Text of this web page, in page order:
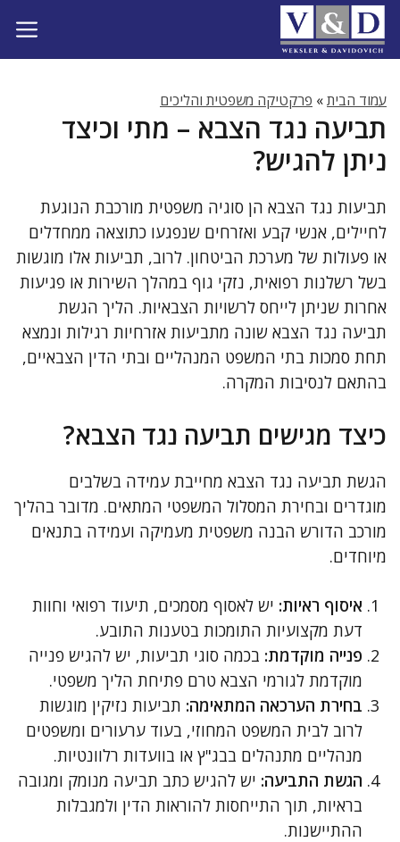
לדלג
לתוכן
עמוד הבית» פרקטיקה משפטית והליכים
תביעה נגד הצבא – מתי וכיצד
ניתן להגיש?
תביעות נגד הצבא הן סוגיה משפטית מורכבת הנוגעת
לחיילים, אנשי קבע ואזרחים שנפגעו כתוצאה ממחדלים
או פעולות של מערכת הביטחון. לרוב, תביעות אלו מוגשות
בשל רשלנות רפואית, נזקי גוף במהלך השירות או פגיעות
אחרות שניתן לייחס לרשויות הצבאיות. הליך הגשת
תביעה נגד הצבא שונה מתביעות אזרחיות רגילות ונמצא
תחת סמכות בתי המשפט המנהליים ובתי הדין הצבאיים,
בהתאם לנסיבות המקרה.
כיצד מגישים תביעה נגד הצבא?
הגשת תביעה נגד הצבא מחייבת עמידה בשלבים
מוגדרים ובחירת המסלול המשפטי המתאים. מדובר בהליך
מורכב הדורש הבנה משפטית מעמיקה ועמידה בתנאים
מיוחדים.
איסוף ראיות: יש לאסוף מסמכים, תיעוד רפואי וחוות
דעת מקצועיות התומכות בטענות התובע.
פנייה מוקדמת: בכמה סוגי תביעות, יש להגיש פנייה
מוקדמת לגורמי הצבא טרם פתיחת הליך משפטי.
בחירת הערכאה המתאימה: תביעות נזיקין מוגשות
לרוב לבית המשפט המחוזי, בעוד ערעורים ומשפטים
מנהליים מתנהלים בבג"ץ או בוועדות רלוונטיות.
הגשת התביעה: יש להגיש כתב תביעה מנומק ומגובה
בראיות, תוך התייחסות להוראות הדין ולמגבלות
ההתיישנות.